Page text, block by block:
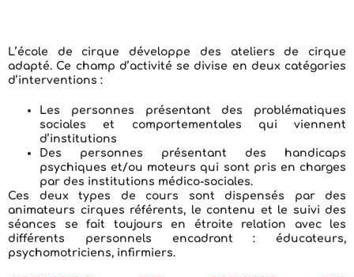
L’école de cirque développe des ateliers de cirque
adapté. Ce champ d’activité se divise en deux catégories
d’interventions :
Les personnes présentant des problématiques
sociales et comportementales qui viennent
d’institutions
Des personnes présentant des handicaps
psychiques et/ou moteurs qui sont pris en charges
par des institutions médico-sociales.
Ces deux types de cours sont dispensés par des
animateurs cirques référents, le contenu et le suivi des
séances se fait toujours en étroite relation avec les
différents personnels encadrant : éducateurs,
psychomotriciens, infirmiers.